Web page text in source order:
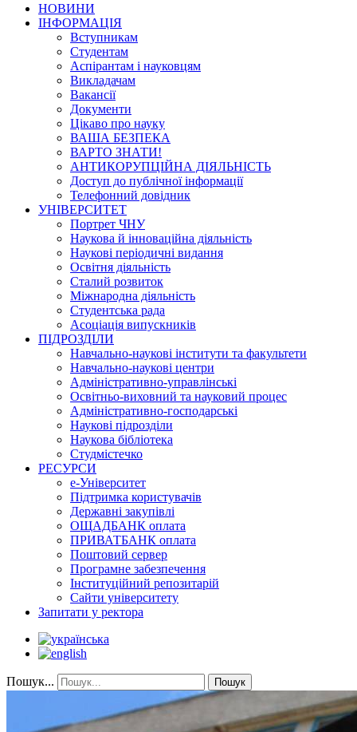
НОВИНИ
ІНФОРМАЦІЯ
Вступникам
Студентам
Аспірантам і науковцям
Викладачам
Вакансії
Документи
Цікаво про науку
ВАША БЕЗПЕКА
ВАРТО ЗНАТИ!
АНТИКОРУПЦІЙНА ДІЯЛЬНІСТЬ
Доступ до публічної інформації
Телефонний довідник
УНІВЕРСИТЕТ
Портрет ЧНУ
Наукова й інноваційна діяльність
Наукові періодичні видання
Освітня діяльність
Сталий розвиток
Міжнародна діяльність
Студентська рада
Асоціація випускників
ПІДРОЗДІЛИ
Навчально-наукові інститути та факультети
Навчально-наукові центри
Адміністративно-управлінські
Освітньо-виховний та науковий процес
Адміністративно-господарські
Наукові підрозділи
Наукова бібліотека
Студмістечко
РЕСУРСИ
е-Університет
Підтримка користувачів
Державні закупівлі
ОЩАДБАНК оплата
ПРИВАТБАНК оплата
Поштовий сервер
Програмне забезпечення
Інституційний репозитарій
Сайти університету
Запитати у ректора
Пошук... Пошук